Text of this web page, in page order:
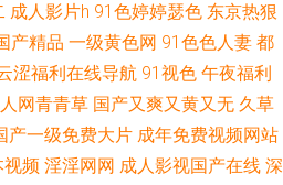
尤物com 中文字幕熟女青草 日韩性爱网
飞18 aav老湿机 青青草精品视频 激情福利
成人影片h 91色婷婷瑟色 东京热狠
产精品 一级黄色网 91色色人妻 都
涩福利在线导航 91视色 午夜福利
网青青草 国产又爽又黄又无 久草
产一级免费大片 成年免费视频网站
视频 淫淫网网 成人影视国产在线 深